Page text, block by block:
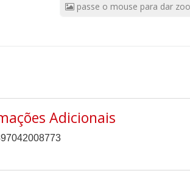
passe o mouse para dar
Adicionais